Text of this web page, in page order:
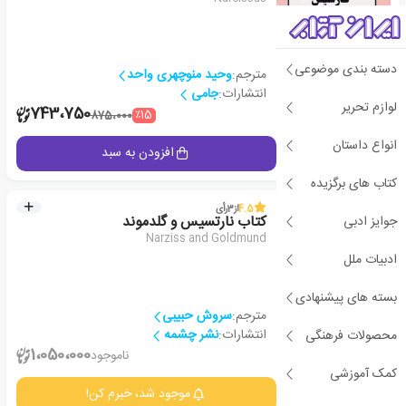
دسته بندی موضوعی
لوازم تحریر
انواع داستان
کتاب های برگزیده
جوایز ادبی
ادبیات ملل
بسته های پیشنهادی
محصولات فرهنگی
کمک آموزشی
مترجم:وحید منوچهری واحد
انتشارات:جامی
٪15875،000743،750
جزئیات افزودن به سبد
4.5از3رأی
کتاب نارتسیس و گلدموند
Narziss and Goldmund
مترجم:سروش حبیبی
انتشارات:نشر چشمه
ناموجود1،050،000
موجود شد، خبرم کن!